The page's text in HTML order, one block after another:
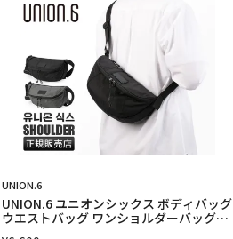
UNION.6
UNION.6 ユニオンシックス ボディバッグ
ウエストバッグ ワンショルダーバッグ